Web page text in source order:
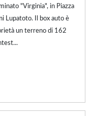
"Virginia", in Piazza
Lupatoto. Il box auto è
un terreno di 162